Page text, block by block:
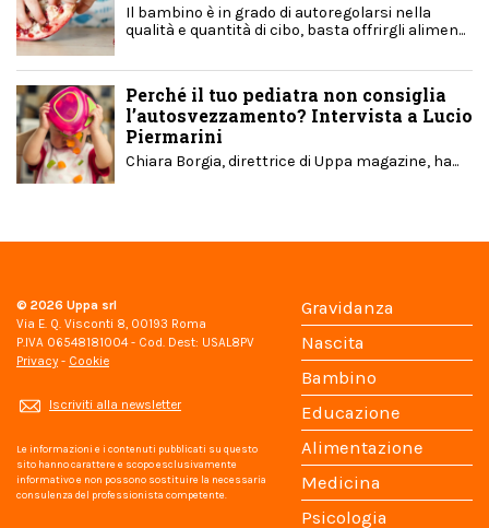
Il bambino è in grado di autoregolarsi nella
qualità e quantità di cibo, basta offrirgli alimen...
Perché il tuo pediatra non consiglia
l’autosvezzamento? Intervista a Lucio
Piermarini
Chiara Borgia, direttrice di Uppa magazine, ha...
© 2026 Uppa srl
Via E. Q. Visconti 8, 00193 Roma
P.IVA 06548181004 - Cod. Dest: USAL8PV
Privacy - Cookie
Iscriviti alla newsletter
Le informazioni e i contenuti pubblicati su questo
sito hanno carattere e scopo esclusivamente
informativo e non possono sostituire la necessaria
consulenza del professionista competente.
Gravidanza
Nascita
Bambino
Educazione
Alimentazione
Medicina
Psicologia